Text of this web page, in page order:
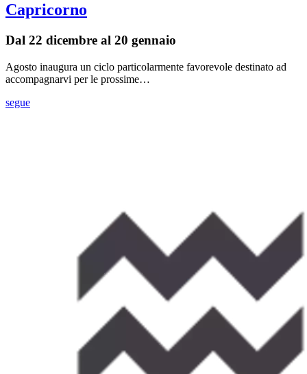
Capricorno
Dal 22 dicembre al 20 gennaio
Agosto inaugura un ciclo particolarmente favorevole destinato ad
accompagnarvi per le prossime…
segue